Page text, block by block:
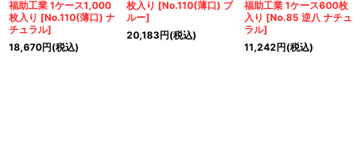
福助工業 1ケース1,000
枚入り [No.110(薄口) ナ
チュラル]
18,670円(税込)
枚入り [No.110(薄口) ブ
ルー]
20,183円(税込)
福助工業 1ケース600枚
入り [No.85 逆八 ナチュ
ラル]
11,242円(税込)